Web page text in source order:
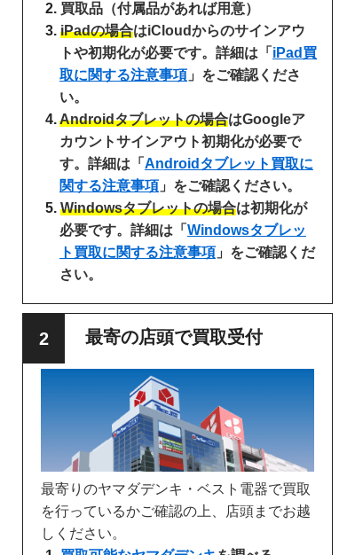
買取品（付属品があれば用意）
iPadの場合はiCloudからのサインアウ
トや初期化が必要です。詳細は「 iPad買
取に関する注意事項 」をご確認くださ
い。
Androidタブレットの場合はGoogleア
カウントサインアウト初期化が必要で
す。詳細は「 Androidタブレット買取に
関する注意事項 」をご確認ください。
Windowsタブレットの場合は初期化が
必要です。詳細は「 Windowsタブレッ
ト買取に関する注意事項 」をご確認くだ
さい。
最寄の店頭で買取受付
最寄りのヤマダデンキ・ベスト電器で買取
を行っているかご確認の上、店頭までお越
しください。